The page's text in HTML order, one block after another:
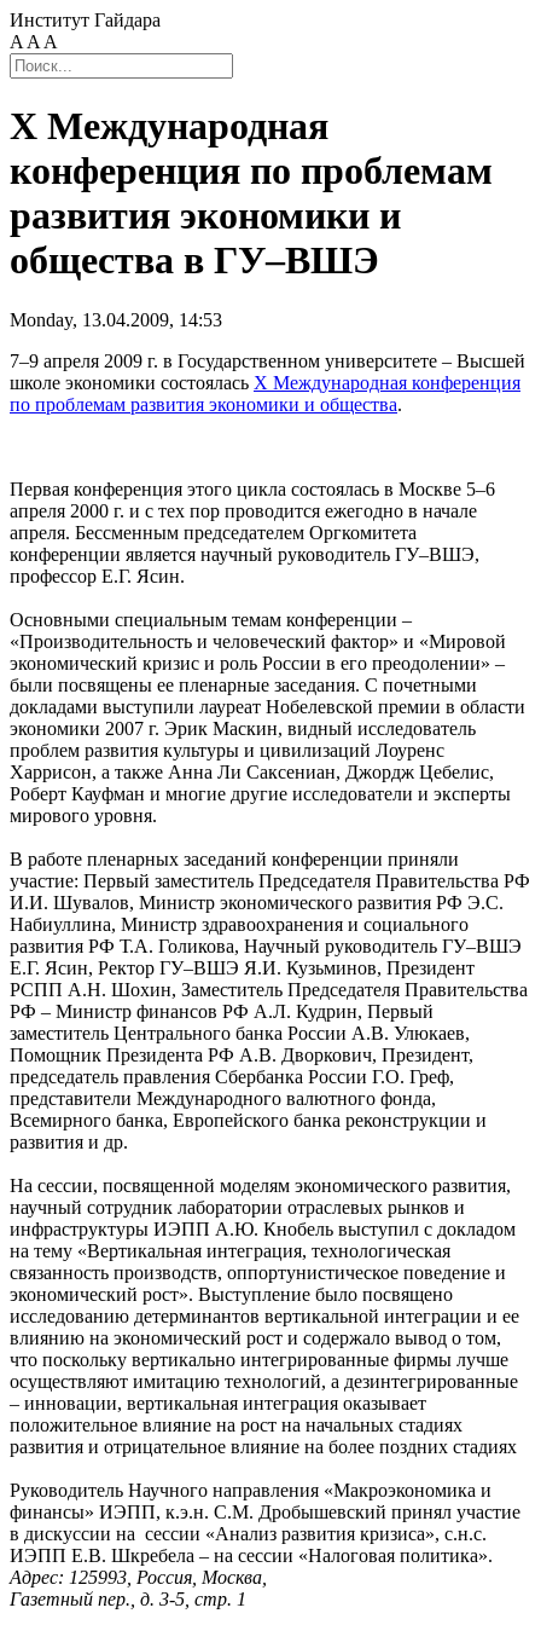
Институт Гайдара
A A A
X Международная
конференция по проблемам
развития экономики и
общества в ГУ–ВШЭ
Monday, 13.04.2009, 14:53
7–9 апреля 2009 г. в Государственном университете – Высшей
школе экономики состоялась X Международная конференция
по проблемам развития экономики и общества.
Первая конференция этого цикла состоялась в Москве 5–6
апреля 2000 г. и с тех пор проводится ежегодно в начале
апреля. Бессменным председателем Оргкомитета
конференции является научный руководитель ГУ–ВШЭ,
профессор Е.Г. Ясин.
Основными специальным темам конференции –
«Производительность и человеческий фактор» и «Мировой
экономический кризис и роль России в его преодолении» –
были посвящены ее пленарные заседания. С почетными
докладами выступили лауреат Нобелевской премии в области
экономики 2007 г. Эрик Маскин, видный исследователь
проблем развития культуры и цивилизаций Лоуренс
Харрисон, а также Анна Ли Саксениан, Джордж Цебелис,
Роберт Кауфман и многие другие исследователи и эксперты
мирового уровня.
В работе пленарных заседаний конференции приняли
участие: Первый заместитель Председателя Правительства РФ
И.И. Шувалов, Министр экономического развития РФ Э.С.
Набиуллина, Министр здравоохранения и социального
развития РФ Т.А. Голикова, Научный руководитель ГУ–ВШЭ
Е.Г. Ясин, Ректор ГУ–ВШЭ Я.И. Кузьминов, Президент
РСПП А.Н. Шохин, Заместитель Председателя Правительства
РФ – Министр финансов РФ А.Л. Кудрин, Первый
заместитель Центрального банка России А.В. Улюкаев,
Помощник Президента РФ А.В. Дворкович, Президент,
председатель правления Сбербанка России Г.О. Греф,
представители Международного валютного фонда,
Всемирного банка, Европейского банка реконструкции и
развития и др.
На сессии, посвященной моделям экономического развития,
научный сотрудник лаборатории отраслевых рынков и
инфраструктуры ИЭПП А.Ю. Кнобель выступил с докладом
на тему «Вертикальная интеграция, технологическая
связанность производств, оппортунистическое поведение и
экономический рост». Выступление было посвящено
исследованию детерминантов вертикальной интеграции и ее
влиянию на экономический рост и содержало вывод о том,
что поскольку вертикально интегрированные фирмы лучше
осуществляют имитацию технологий, а дезинтегрированные
– инновации, вертикальная интеграция оказывает
положительное влияние на рост на начальных стадиях
развития и отрицательное влияние на более поздних стадиях
Руководитель Научного направления «Макроэкономика и
финансы» ИЭПП, к.э.н. С.М. Дробышевский принял участие
в дискуссии на сессии «Анализ развития кризиса», с.н.с.
ИЭПП Е.В. Шкребела – на сессии «Налоговая политика».
Адрес: 125993, Россия, Москва,
Газетный пер., д. 3-5, стр. 1